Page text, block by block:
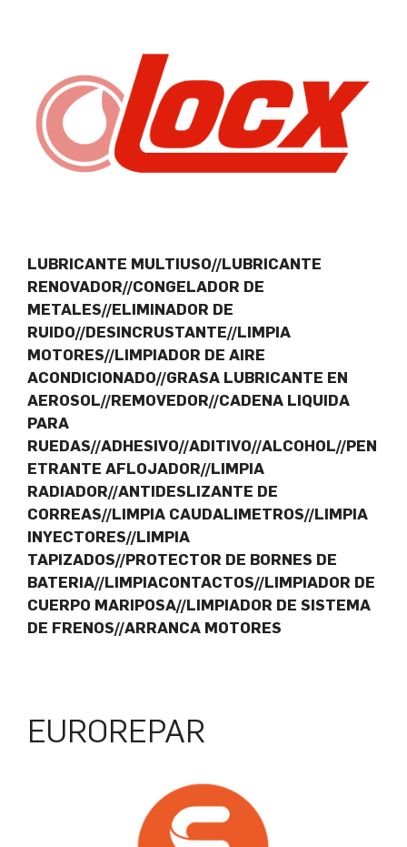
LUBRICANTE MULTIUSO//LUBRICANTE
RENOVADOR//CONGELADOR DE
METALES//ELIMINADOR DE
RUIDO//DESINCRUSTANTE//LIMPIA
MOTORES//LIMPIADOR DE AIRE
ACONDICIONADO//GRASA LUBRICANTE EN
AEROSOL//REMOVEDOR//CADENA LIQUIDA
PARA
RUEDAS//ADHESIVO//ADITIVO//ALCOHOL//PEN
ETRANTE AFLOJADOR//LIMPIA
RADIADOR//ANTIDESLIZANTE DE
CORREAS//LIMPIA CAUDALIMETROS//LIMPIA
INYECTORES//LIMPIA
TAPIZADOS//PROTECTOR DE BORNES DE
BATERIA//LIMPIACONTACTOS//LIMPIADOR DE
CUERPO MARIPOSA//LIMPIADOR DE SISTEMA
DE FRENOS//ARRANCA MOTORES
EUROREPAR